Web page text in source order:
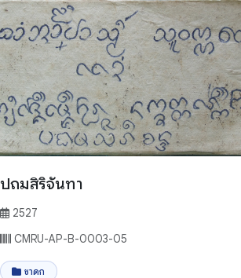
ปถมสิริจันทา
2527
CMRU-AP-B-0003-05
ชาดก